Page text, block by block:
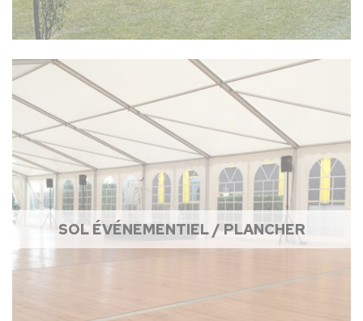
SOL ÉVÉNEMENTIEL / PLANCHER